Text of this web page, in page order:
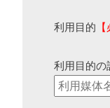
利用目的
利用目的の